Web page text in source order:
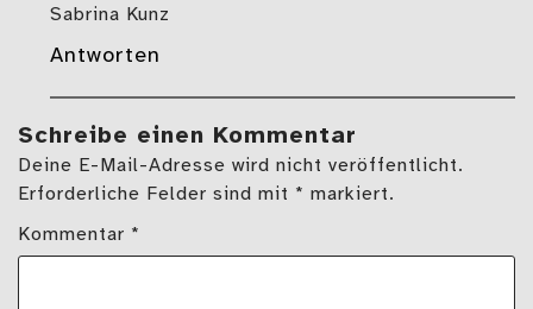
Sabrina Kunz
Antworten
Schreibe einen Kommentar
Deine E-Mail-Adresse wird nicht veröffentlicht.
Erforderliche Felder sind mit * markiert.
Kommentar *